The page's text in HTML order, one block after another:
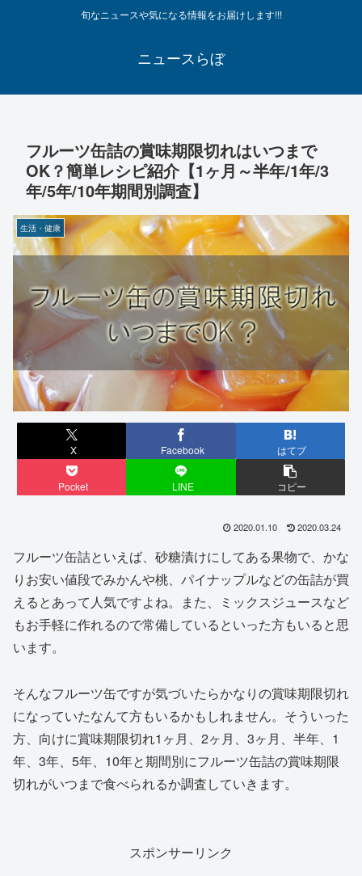
旬なニュースや気になる情報をお届けします!!!
ニュースらぼ
フルーツ缶詰の賞味期限切れはいつまで
OK？簡単レシピ紹介【1ヶ月～半年/1年/3
年/5年/10年期間別調査】
生活・健康
X Facebook はてブ
Pocket LINE コピー
2020.01.10 2020.03.24
フルーツ缶詰といえば、砂糖漬けにしてある果物で、かな
りお安い値段でみかんや桃、パイナップルなどの缶詰が買
えるとあって人気ですよね。また、ミックスジュースなど
もお手軽に作れるので常備しているといった方もいると思
います。
そんなフルーツ缶ですが気づいたらかなりの賞味期限切れ
になっていたなんて方もいるかもしれません。そういった
方、向けに賞味期限切れ1ヶ月、2ヶ月、3ヶ月、半年、1
年、3年、5年、10年と期間別にフルーツ缶詰の賞味期限
切れがいつまで食べられるか調査していきます。
スポンサーリンク